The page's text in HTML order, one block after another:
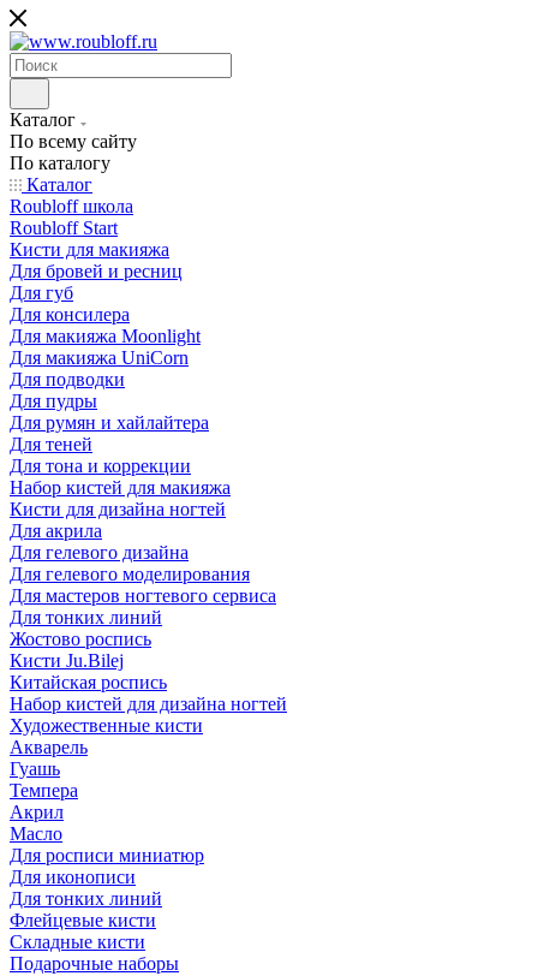
Каталог
По всему сайту
По каталогу
Каталог
Roubloff школа
Roubloff Start
Кисти для макияжа
Для бровей и ресниц
Для губ
Для консилера
Для макияжа Moonlight
Для макияжа UniCorn
Для подводки
Для пудры
Для румян и хайлайтера
Для теней
Для тона и коррекции
Набор кистей для макияжа
Кисти для дизайна ногтей
Для акрила
Для гелевого дизайна
Для гелевого моделирования
Для мастеров ногтевого сервиса
Для тонких линий
Жостово роспись
Кисти Ju.Bilej
Китайская роспись
Набор кистей для дизайна ногтей
Художественные кисти
Акварель
Гуашь
Темпера
Акрил
Масло
Для росписи миниатюр
Для иконописи
Для тонких линий
Флейцевые кисти
Складные кисти
Подарочные наборы